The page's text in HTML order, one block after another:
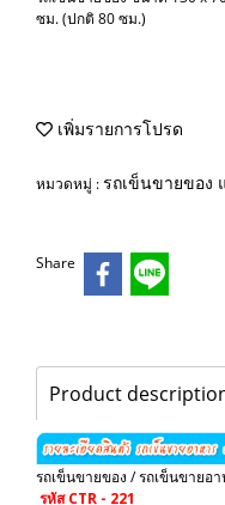
ซม. (ปกติ 80 ซม.)
เพิ่มรายการโปรด
หมวดหมู่ :รถเข็นขายของ
Share
Product
รถเข็นขายของ / รถเข็นขายอ
รหัส CTR - 221